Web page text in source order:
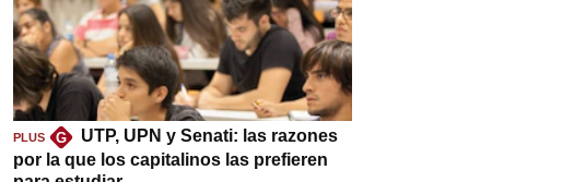
PLUS G
UTP, UPN y Senati: las razones
por la que los capitalinos las prefieren